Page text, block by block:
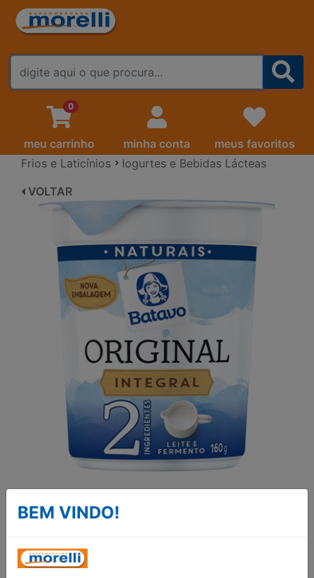
FALE CONOSCO
0
meu carrinho minha conta
meus favoritos
Frios e Laticínios
Iogurtes e Bebidas Lácteas
VOLTAR
IOGURTE NATURAL
INTEGRAL ORIGINAL
BATAVO 160G
BEM VINDO!